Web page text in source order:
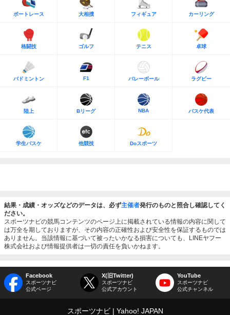
ボートレース 大相撲 フィギュア カーリング
格闘技 ゴルフ テニス 卓球
バドミントン F1 バレーボール ラグビー
陸上 Bリーグ NBA バスケ代表
学生バスケ 他競技 Doスポーツ
結果・成績・オッズなどのデータは、必ず主催者発行のものと照合し確認してく
ださい。
スポーツナビの競馬コンテンツのページ上に掲載されている情報の内容に関して
は万全を期しておりますが、その内容の正確性および安全性を保証するものでは
ありません。当該情報に基づいて被ったいかなる損害についても、LINEヤフー
株式会社および情報提供者は一切の責任を負いかねます。
Facebook
スポーツナビ
公式ページ
X(旧Twitter)
スポーツナビ
公式アカウント
YouTube
スポーツナビ
公式チャンネル
スポーツナビ Yahoo! JAPAN